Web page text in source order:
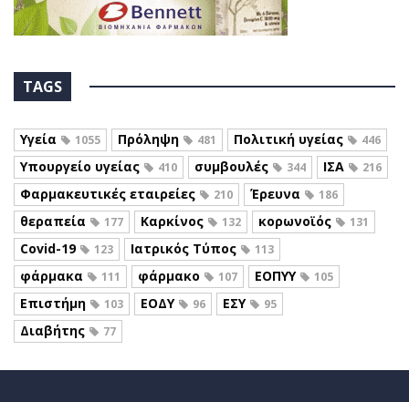
TAGS
Υγεία 1055 Πρόληψη 481 Πολιτική υγείας 446
Υπουργείο υγείας 410 συμβουλές 344 ΙΣΑ 216
Φαρμακευτικές εταιρείες 210 Έρευνα 186
θεραπεία 177 Καρκίνος 132 κορωνοϊός 131
Covid-19 123 Ιατρικός Τύπος 113
φάρμακα 111 φάρμακο 107 ΕΟΠΥΥ 105
Επιστήμη 103 ΕΟΔΥ 96 ΕΣΥ 95
Διαβήτης 77